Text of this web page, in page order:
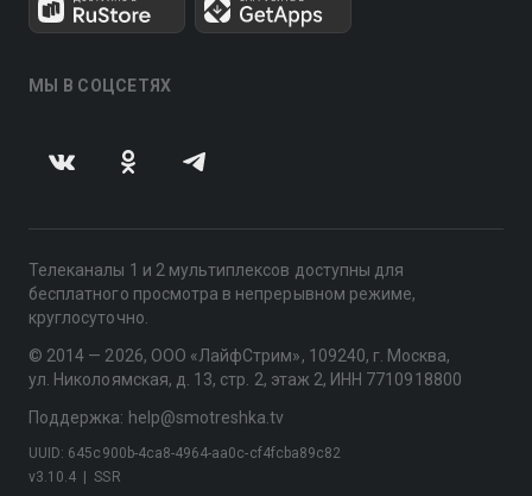
МЫ В СОЦСЕТЯХ
Телеканалы 1 и 2 мультиплексов доступны для
бесплатного просмотра в непрерывном режиме,
круглосуточно.
© 2014 — 2026, ООО «ЛайфСтрим», 109240, г. Москва,
ул. Николоямская, д. 13, стр. 2, этаж 2, ИНН 7710918800
Поддержка: help@smotreshka.tv
v3.10.4 SSR
UUID: 645c900b-4ca8-4964-aa0c-cf4fcba89c82